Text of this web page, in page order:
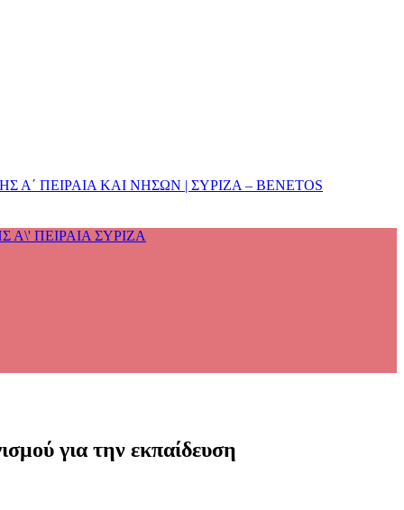
ΠΕΙΡΑΙΑ ΚΑΙ ΝΗΣΩΝ | ΣΥΡΙΖΑ – BENETOS
για την εκπαίδευση